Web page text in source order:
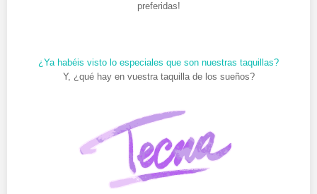
preferidas!
¿Ya habéis visto lo especiales que son nuestras taquillas?
Y, ¿qué hay en vuestra taquilla de los sueños?